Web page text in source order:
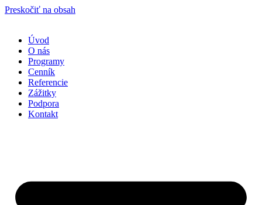
Preskočiť na obsah
Úvod
O nás
Programy
Cenník
Referencie
Zážitky
Podpora
Kontakt